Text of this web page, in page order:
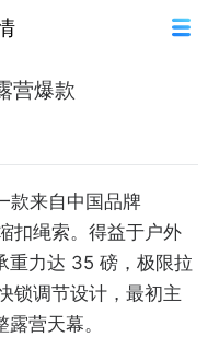
营爆款
款来自中国品牌
扣绳索。得益于户外
重力达 35 磅，极限拉
锁调节设计，最初主
营天幕。